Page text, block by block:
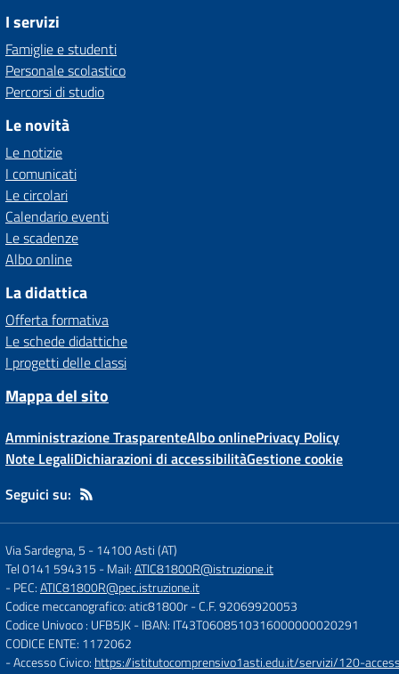
I servizi
Famiglie e studenti
Personale scolastico
Percorsi di studio
Le novità
Le notizie
I comunicati
Le circolari
Calendario eventi
Le scadenze
Albo online
La didattica
Offerta formativa
Le schede didattiche
I progetti delle classi
Mappa del sito
Amministrazione TrasparenteAlbo onlinePrivacy Policy
Note LegaliDichiarazioni di accessibilitàGestione cookie
Seguici su:
Via Sardegna, 5 -14100 Asti (AT)
Tel 0141 594315 - Mail:ATIC81800R@istruzione.it
- PEC:ATIC81800R@pec.istruzione.it
Codice meccanografico: atic81800r- C.F. 92069920053
Codice Univoco : UFB5JK- IBAN: IT43T0608510316000000020291
CODICE ENTE: 1172062
- Accesso Civico: https://istitutocomprensivo1asti.edu.it/servizi/120-